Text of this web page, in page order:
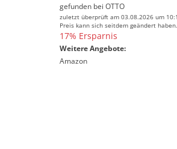
gefunden bei OTTO
zuletzt überprüft am 03.08.2026 um
Preis kann sich seitdem geändert haben.
17% Ersparnis
Weitere Angebote:
Amazon